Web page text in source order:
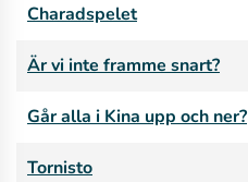
Charadspelet
Är vi inte framme snart?
Går alla i Kina upp och ner?
Tornisto